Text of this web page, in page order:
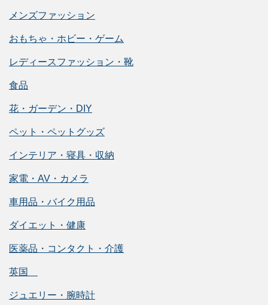
メンズファッション
おもちゃ・ホビー・ゲーム
レディースファッション・靴
食品
花・ガーデン・DIY
ペット・ペットグッズ
インテリア・寝具・収納
家電・AV・カメラ
車用品・バイク用品
ダイエット・健康
医薬品・コンタクト・介護
英国
ジュエリー・腕時計